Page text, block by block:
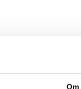
Om